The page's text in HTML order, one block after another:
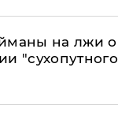
на лжи о